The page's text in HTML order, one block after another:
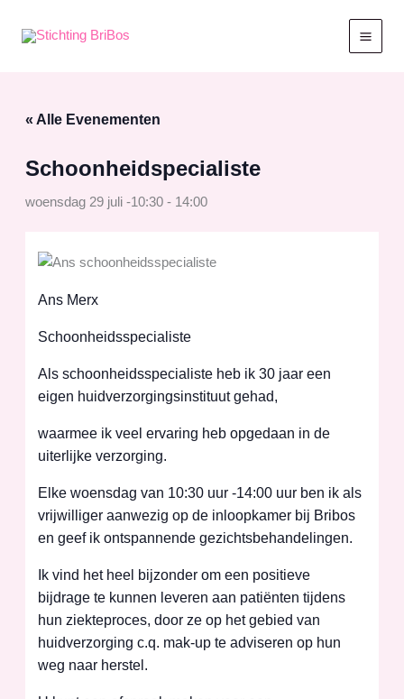
naar
« Alle Evenementen
Schoonheidspecialiste
woensdag 29 juli -10:30- 14:00
Ans Merx
Schoonheidsspecialiste
Als schoonheidsspecialiste heb ik 30 jaar een
eigen huidverzorgingsinstituut gehad,
waarmee ik veel ervaring heb opgedaan in de
uiterlijke verzorging.
Elke woensdag van 10:30 uur -14:00 uur ben ik als
vrijwilliger aanwezig op de inloopkamer bij Bribos
en geef ik ontspannende gezichtsbehandelingen.
Ik vind het heel bijzonder om een positieve
bijdrage te kunnen leveren aan patiënten tijdens
hun ziekteproces, door ze op het gebied van
huidverzorging c.q. mak-up te adviseren op hun
weg naar herstel.